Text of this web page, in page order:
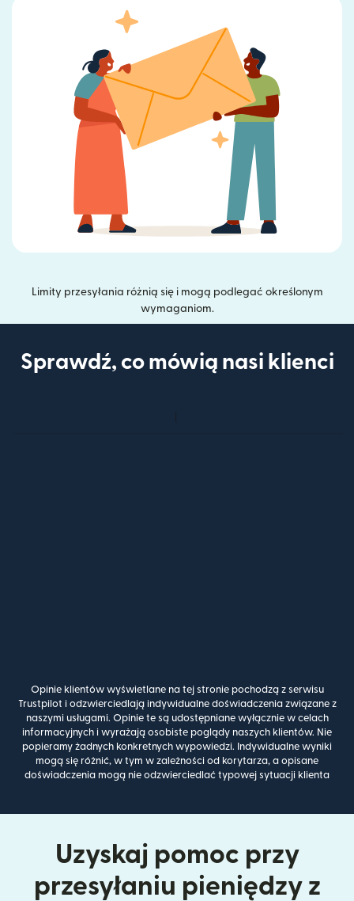
Limity przesyłania różnią się i mogą podlegać określonym
wymaganiom.
Sprawdź, co mówią nasi klienci
Opinie klientów wyświetlane na tej stronie pochodzą z serwisu
Trustpilot i odzwierciedlają indywidualne doświadczenia związane z
naszymi usługami. Opinie te są udostępniane wyłącznie w celach
informacyjnych i wyrażają osobiste poglądy naszych klientów. Nie
popieramy żadnych konkretnych wypowiedzi. Indywidualne wyniki
mogą się różnić, w tym w zależności od korytarza, a opisane
doświadczenia mogą nie odzwierciedlać typowej sytuacji klienta
Uzyskaj pomoc przy
przesyłaniu pieniędzy z